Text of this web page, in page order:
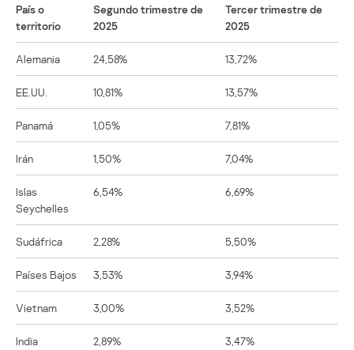
País o
territorio
Segundo trimestre de
2025
Tercer trimestre de
2025
Alemania 24,58% 13,72%
EE.UU. 10,81% 13,57%
Panamá 1,05% 7,81%
Irán 1,50% 7,04%
Islas
Seychelles
6,54% 6,69%
Sudáfrica 2,28% 5,50%
Países Bajos 3,53% 3,94%
Vietnam 3,00% 3,52%
India 2,89% 3,47%